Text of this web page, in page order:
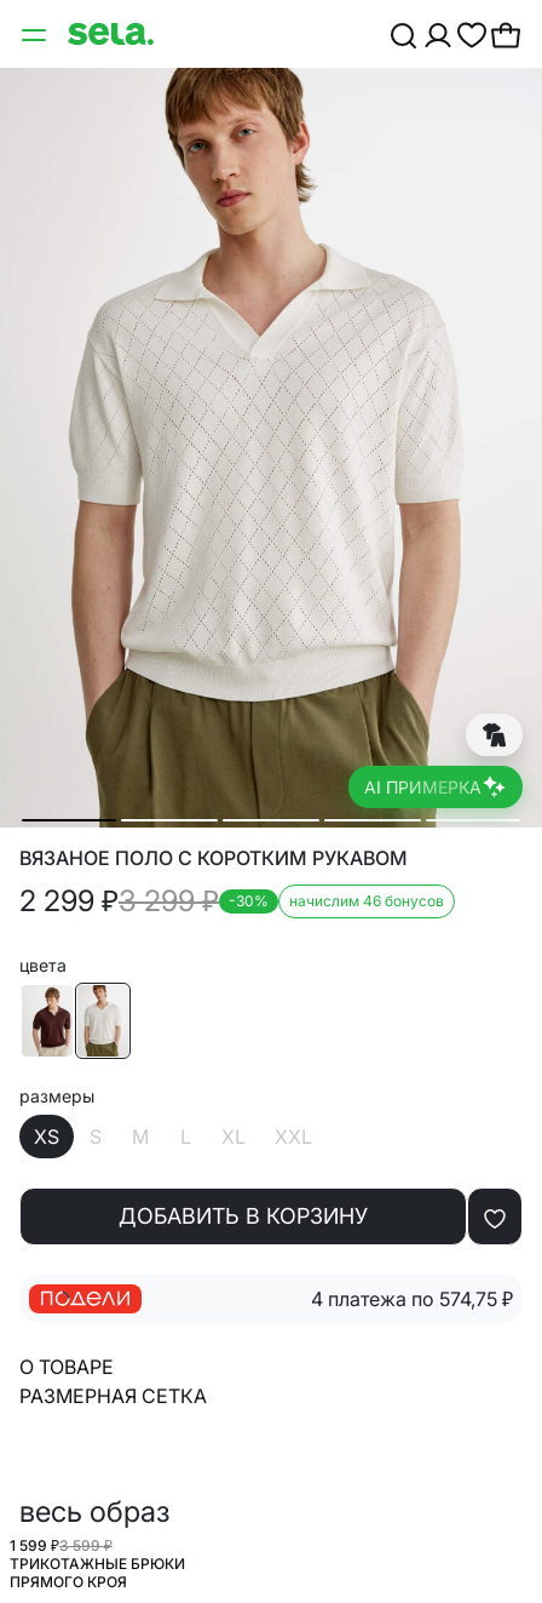
AI ПРИМЕРКА
ВЯЗАНОЕ ПОЛО С КОРОТКИМ РУКАВОМ
2 299 ₽3 299₽ -30% начислим 46 бонусов
цвета
размеры
XS S M L XL XXL
ДОБАВИТЬ В КОРЗИНУ
4 платежа по 574,75 ₽
О ТОВАРЕ
РАЗМЕРНАЯ СЕТКА
весь образ
1 599 ₽3 599 ₽
ТРИКОТАЖНЫЕ БРЮКИ
ПРЯМОГО КРОЯ